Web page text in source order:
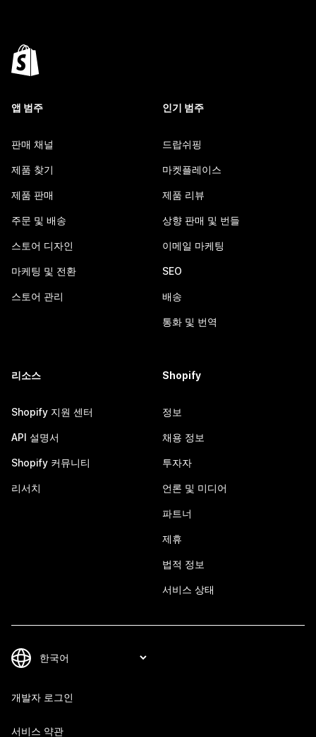
앱 범주
판매 채널
제품 찾기
제품 판매
주문 및 배송
스토어 디자인
마케팅 및 전환
스토어 관리
인기 범주
드랍쉬핑
마켓플레이스
제품 리뷰
상향 판매 및 번들
이메일 마케팅
SEO
배송
통화 및 번역
리소스
Shopify 지원 센터
API 설명서
Shopify 커뮤니티
리서치
Shopify
정보
채용 정보
투자자
언론 및 미디어
파트너
제휴
법적 정보
서비스 상태
개발자 로그인
서비스 약관